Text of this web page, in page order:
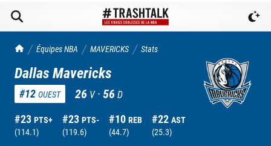
TrashTalk Actu NBA
Équipes NBA MAVERICKS Stats
Dallas Mavericks
#12 OUEST 26 V ·56 D
#23 PTS+
(114.1)
#23 PTS-
(119.6)
#10 REB
(44.7)
#22 AST
(25.3)